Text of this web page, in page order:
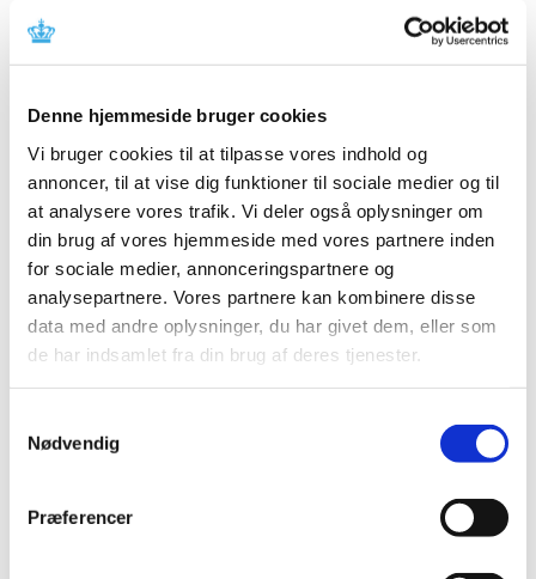
Denne hjemmeside bruger cookies
Vi bruger cookies til at tilpasse vores indhold og
annoncer, til at vise dig funktioner til sociale medier og til
at analysere vores trafik. Vi deler også oplysninger om
din brug af vores hjemmeside med vores partnere inden
for sociale medier, annonceringspartnere og
analysepartnere. Vores partnere kan kombinere disse
data med andre oplysninger, du har givet dem, eller som
de har indsamlet fra din brug af deres tjenester.
Nødvendig
Præferencer
2023 (195)
2020 (263)
2019 (159)
2018 (150)
2017 (167)
2016 (167)
2015 (33)
2014 (44)
2013 (49)
december (4)
oktober (3)
august (2)